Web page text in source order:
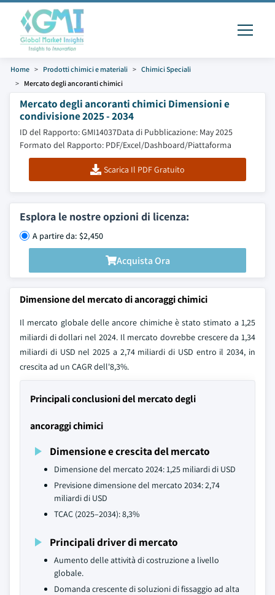
Home Prodotti chimici e materiali
Chimici Speciali
Mercato degli ancoranti chimici
Mercato degli ancoranti chimici Dimensioni e
condivisione 2025 - 2034
ID del Rapporto: GMI14037Data di Pubblicazione: May 2025
Formato del Rapporto: PDF/Excel/Dashboard/Piattaforma
Scarica Il PDF Gratuito
Esplora le nostre opzioni di licenza:
A partire da: $2,450
Acquista Ora
Dimensione del mercato di ancoraggi chimici
Il mercato globale delle ancore chimiche è stato stimato a 1,25
miliardi di dollari nel 2024. Il mercato dovrebbe crescere da 1,34
miliardi di USD nel 2025 a 2,74 miliardi di USD entro il 2034, in
crescita ad un CAGR dell'8,3%.
Principali conclusioni del mercato degli
ancoraggi chimici
Dimensione e crescita del mercato
Dimensione del mercato 2024: 1,25 miliardi di USD
Previsione dimensione del mercato 2034: 2,74
miliardi di USD
TCAC (2025–2034): 8,3%
Principali driver di mercato
Aumento delle attività di costruzione a livello
globale.
Domanda crescente di soluzioni di fissaggio ad alta